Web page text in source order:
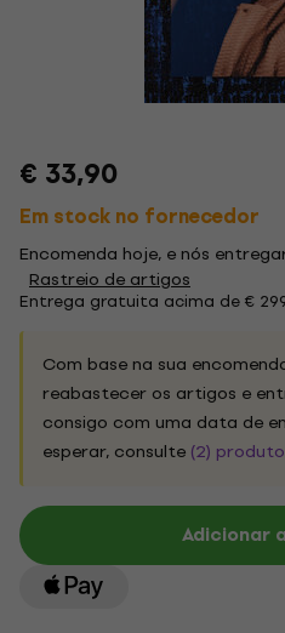
€ 33,90
Em stock no fornecedor
Encomenda hoje, e nós
Rastreio de artigos
Entrega gratuita acima de €
Com base na sua
reabastecer os artigos e
consigo com uma data de
esperar, consulte (2)
Adicionar